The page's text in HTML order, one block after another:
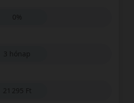
0%
3 hónap
21 295 Ft